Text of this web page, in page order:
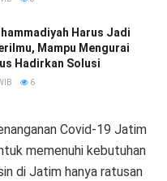
Harus Jadi
Mampu Mengurai
Hadirkan Solusi
6
Covid-19 Jatim
memenuhi kebutuhan
di Jatim hanya ratusan